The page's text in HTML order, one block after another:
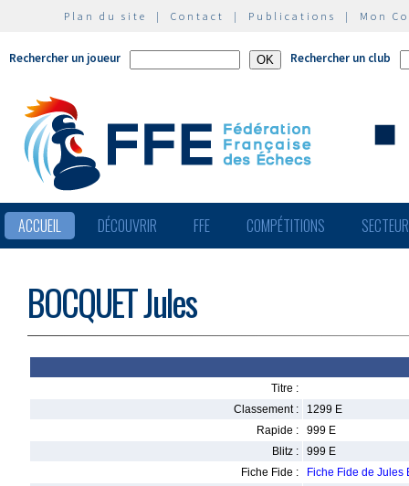
Plan du site | Contact | Publications | Mon
Rechercher un joueur Rechercher un club
ACCUEIL DÉCOUVRIR FFE COMPÉTITIONS
BOCQUET Jules
Titre :
Classement :
1299 E
Rapide :
999 E
Blitz :
999 E
Fiche Fide :
Fiche Fide de Jules